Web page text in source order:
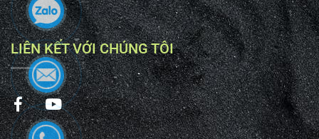
LIÊN KẾT VỚI CHÚNG TÔI